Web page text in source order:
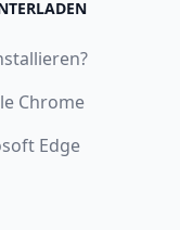
Chrome
Edge